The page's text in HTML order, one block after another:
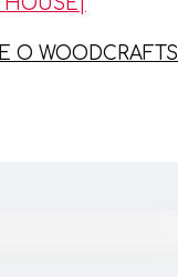
O WOODCRAFTS